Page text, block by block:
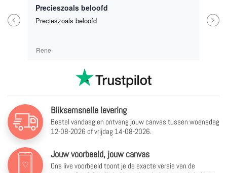
Previous
Precieszoals beloofd
Precieszoals beloofd
Rene
Next
Bliksemsnelle levering
Bestel vandaag en ontvang jouw canvas tussen woensdag
12-08-2026 of vrijdag 14-08-2026.
Jouw voorbeeld, jouw canvas
Ons live voorbeeld toont je de exacte versie van de